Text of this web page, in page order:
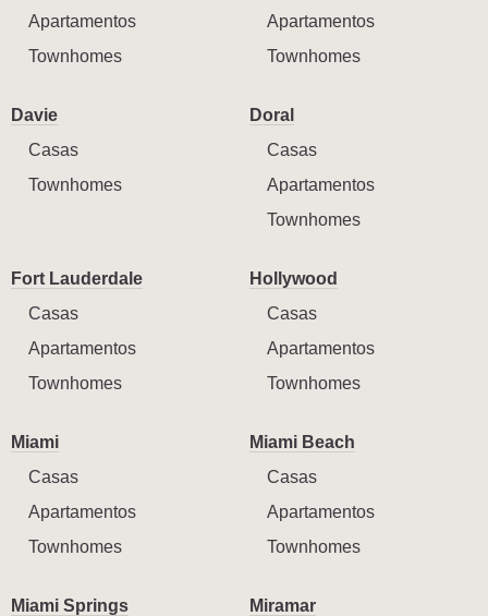
Apartamentos
Townhomes
Apartamentos
Townhomes
Davie
Casas
Townhomes
Doral
Casas
Apartamentos
Townhomes
Fort Lauderdale
Casas
Apartamentos
Townhomes
Hollywood
Casas
Apartamentos
Townhomes
Miami
Casas
Apartamentos
Townhomes
Miami Beach
Casas
Apartamentos
Townhomes
Miami Springs
Miramar